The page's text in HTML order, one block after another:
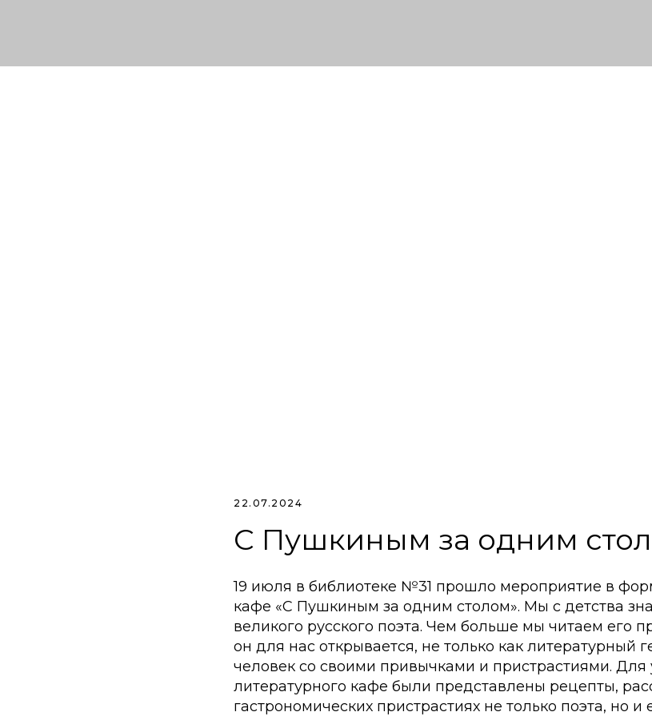
22.07.2024
С Пушкиным за одним
19 июля в библиотеке №31 прошло мероприятие в
кафе «С Пушкиным за одним столом». Мы с детства
великого русского поэта. Чем больше мы читаем его
он для нас открывается, не только как литературный
человек со своими привычками и пристрастиями. Для
литературного кафе были представлены рецепты,
гастрономических пристрастиях не только поэта, но и